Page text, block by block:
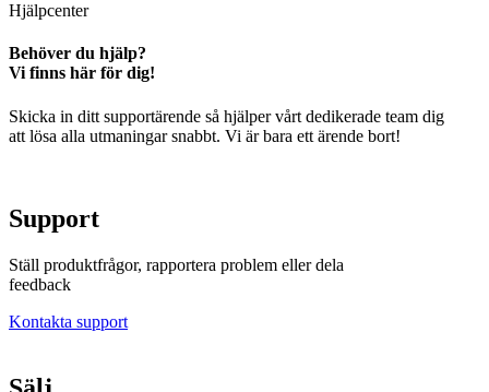
Hjälpcenter
Behöver du hjälp?
Vi finns här för dig!
Skicka in ditt supportärende så hjälper vårt dedikerade team dig
att lösa alla utmaningar snabbt. Vi är bara ett ärende bort!
Support
Ställ produktfrågor, rapportera problem eller dela
feedback
Kontakta support